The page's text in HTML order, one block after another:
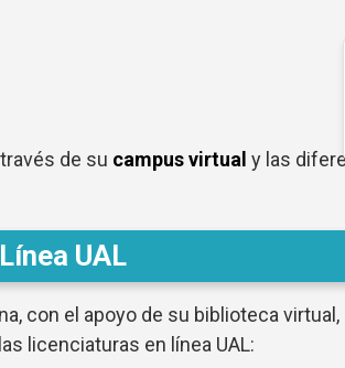
de su campus virtual y las
UAL
con el apoyo de su biblioteca virtual,
licenciaturas en línea UAL: